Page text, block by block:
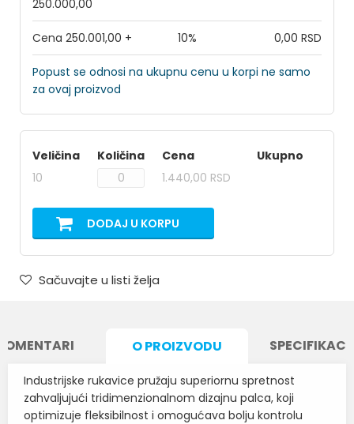
250.000,00
Cena 250.001,00 + 10% 0,00 RSD
Popust se odnosi na ukupnu cenu u korpi ne samo
za ovaj proizvod
Veličina Količina Cena
Ukupno
10
1.440,00 RSD
DODAJ U KORPU
Sačuvajte u listi želja
O PROIZVODU
Industrijske rukavice pružaju superiornu spretnost
zahvaljujući tridimenzionalnom dizajnu palca, koji
optimizuje fleksibilnost i omogućava bolju kontrolu